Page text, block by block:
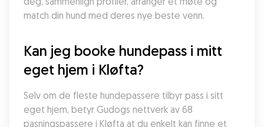
match din hund med deres nye beste venn.
Kan jeg booke hundepass i mitt
eget hjem i Kløfta?
Selv om de fleste hundepassere tilbyr pass i sitt
eget hjem, betyr Gudogs nettverk av 68
pasningspassere i Kløfta at du enkelt kan finne et